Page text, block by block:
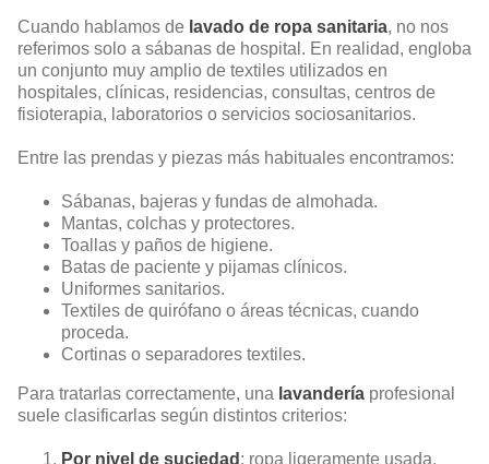
Cuando hablamos de lavado de ropa sanitaria, no nos
referimos solo a sábanas de hospital. En realidad, engloba
un conjunto muy amplio de textiles utilizados en
hospitales, clínicas, residencias, consultas, centros de
fisioterapia, laboratorios o servicios sociosanitarios.
Entre las prendas y piezas más habituales encontramos:
Sábanas, bajeras y fundas de almohada.
Mantas, colchas y protectores.
Toallas y paños de higiene.
Batas de paciente y pijamas clínicos.
Uniformes sanitarios.
Textiles de quirófano o áreas técnicas, cuando
proceda.
Cortinas o separadores textiles.
Para tratarlas correctamente, una lavandería profesional
suele clasificarlas según distintos criterios:
Por nivel de suciedad : ropa ligeramente usada,